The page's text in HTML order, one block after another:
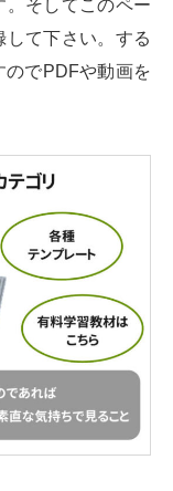
。そしてこのペー
して下さい。する
のでPDFや動画を